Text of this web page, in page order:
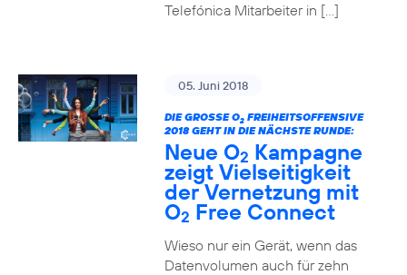
Telefónica Mitarbeiter in […]
05. Juni 2018
DIE GROSSE O 2FREIHEITSOFFENSIVE
2018 GEHT IN DIE NÄCHSTE RUNDE:
Neue O2 Kampagne
zeigt Vielseitigkeit
der Vernetzung mit
O2 Free Connect
Wieso nur ein Gerät, wenn das
Datenvolumen auch für zehn